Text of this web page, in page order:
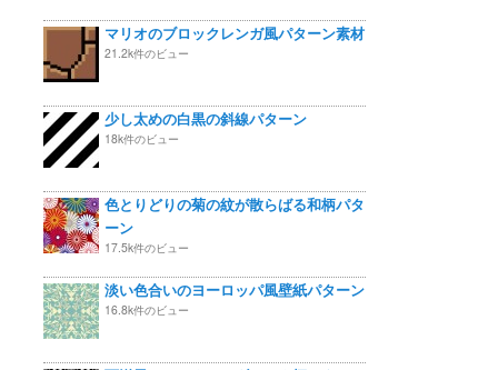
マリオのブロックレンガ風パターン素材
21.2k件のビュー
少し太めの白黒の斜線パターン
18k件のビュー
色とりどりの菊の紋が散らばる和柄パタ
ーン
17.5k件のビュー
淡い色合いのヨーロッパ風壁紙パターン
16.8k件のビュー